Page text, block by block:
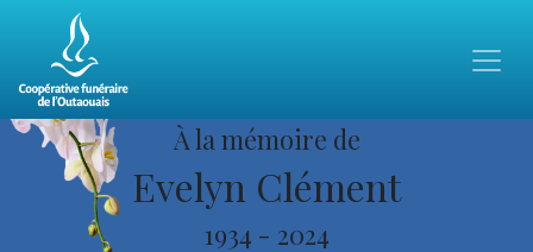
À la mémoire de
Evelyn Clément
1934 - 2024